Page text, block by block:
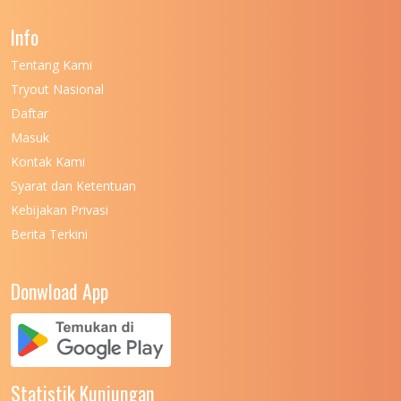
UNIVERSITAS NEGERI KHAIRUN
UNIVERSITAS NEGERI MANADO
UNIVERSITAS NEGERI MEDAN
UNIVERSITAS NEGERI PADANG
UNIVERSITAS NUSA CENDANA
UNIVERSITAS PADJADJARAN
Info
Tentang Kami
Tryout Nasional
Daftar
Masuk
Kontak Kami
Syarat dan Ketentuan
Kebijakan Privasi
Berita Terkini
Donwload App
Statistik Kunjungan